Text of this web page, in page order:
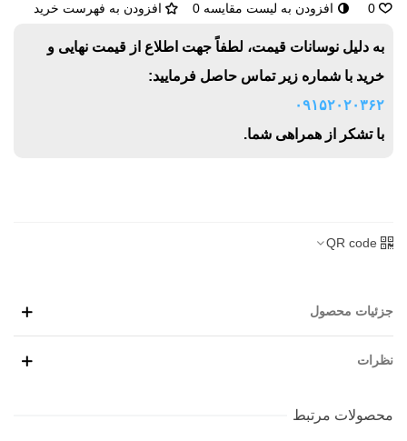
0
افزودن به لیست مقایسه 0 افزودن به فهرست خرید
به دلیل نوسانات قیمت، لطفاً جهت اطلاع از قیمت نهایی و
خرید با شماره زیر تماس حاصل فرمایید:
۰۹۱۵۲۰۲۰۳۶۲
با تشکر از همراهی شما.
QR code
جزئیات محصول
نظرات
محصولات مرتبط